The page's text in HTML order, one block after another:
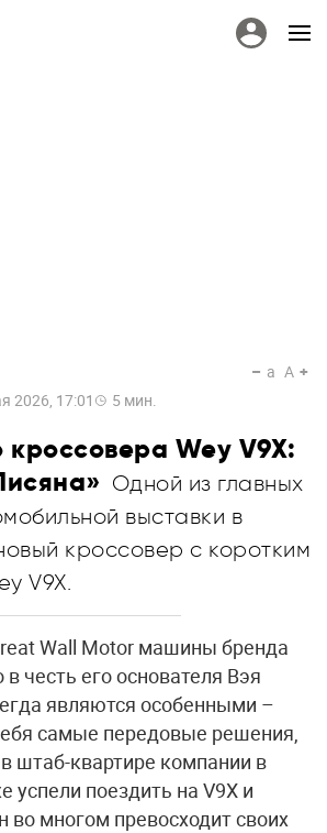
2026, 17:01 5 мин.
a A
кроссовера Wey V9X:
Одной из главных
выставки в
кроссовер с коротким
V9X.
Wall Motor машины бренда
в честь его основателя Вэя
являются особенными –
самые передовые решения,
штаб-квартире компании в
поездить на V9X и
во многом превосходит своих